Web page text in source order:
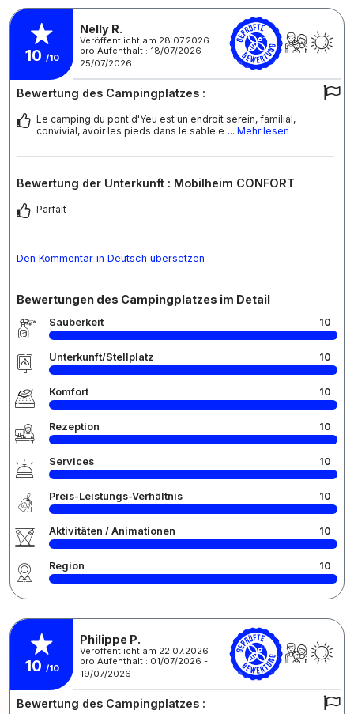
10 /10
Nelly R.
Veröffentlicht am 28.07.2026
pro Aufenthalt : 18/07/2026 -
25/07/2026
Bewertung des Campingplatzes :
Le camping du pont d'Yeu est un endroit serein, familial,
convivial, avoir les pieds dans le sable e ... Mehr lesen
Bewertung der Unterkunft : Mobilheim CONFORT
Parfait
Den Kommentar in Deutsch übersetzen
Bewertungen des Campingplatzes im Detail
Sauberkeit 10
Unterkunft/Stellplatz 10
Komfort 10
Rezeption 10
Services 10
Preis-Leistungs-Verhältnis 10
Aktivitäten / Animationen 10
Region 10
10 /10
Philippe P.
Veröffentlicht am 22.07.2026
pro Aufenthalt : 01/07/2026 -
19/07/2026
Bewertung des Campingplatzes :